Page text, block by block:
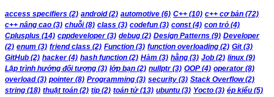
access specifiers (2) android(2) automotive (6) C++ (10) c++ cơ bản (72)
c++ nâng cao (3) chuỗi(8) class (3) codefun (3) const(4) con trỏ (4)
Cplusplus (14) cppdeveloper(3) debug (2) Design Patterns (9) Developer
(2) enum (3) friend class (2) Function (3) function overloading (2) Git(3)
GitHub (2) hacker(4) hash function (2) Hàm (3) hằng (3) Job (2) linux (9)
Lập trình hướng đối tượng (3) lớp bạn (2) nullptr(3) OOP (4) operator(8)
overload(3) pointer(8) Programming (3) security (3) Stack Overflow(2)
string (18) thuật toán (2) tip (2) toán tử(13) ubuntu (3) Yocto (3) ép kiểu (5)